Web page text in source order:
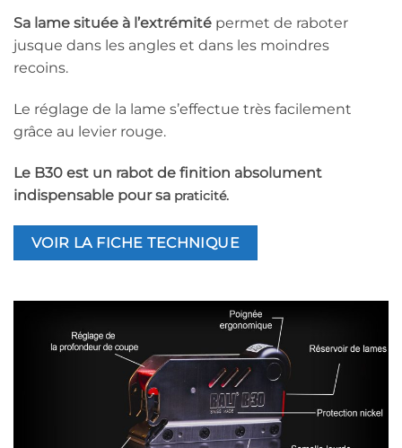
Sa lame située à l’extrémité permet de raboter
jusque dans les angles et dans les moindres
recoins.
Le réglage de la lame s’effectue très facilement
grâce au levier rouge.
Le B30 est un rabot de finition absolument
indispensable pour sa praticité.
VOIR LA FICHE TECHNIQUE